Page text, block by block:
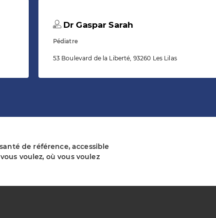
Dr Gaspar Sarah
Pédiatre
53 Boulevard de la Liberté, 93260 Les Lilas
de référence, accessible
voulez, où vous voulez